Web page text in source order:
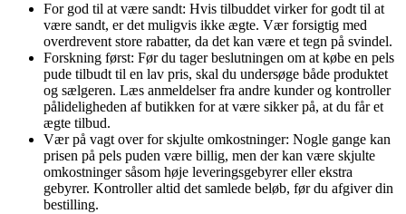
For god til at være sandt: Hvis tilbuddet virker for godt til at
være sandt, er det muligvis ikke ægte. Vær forsigtig med
overdrevent store rabatter, da det kan være et tegn på svindel.
Forskning først: Før du tager beslutningen om at købe en pels
pude tilbudt til en lav pris, skal du undersøge både produktet
og sælgeren. Læs anmeldelser fra andre kunder og kontroller
pålideligheden af butikken for at være sikker på, at du får et
ægte tilbud.
Vær på vagt over for skjulte omkostninger: Nogle gange kan
prisen på pels puden være billig, men der kan være skjulte
omkostninger såsom høje leveringsgebyrer eller ekstra
gebyrer. Kontroller altid det samlede beløb, før du afgiver din
bestilling.